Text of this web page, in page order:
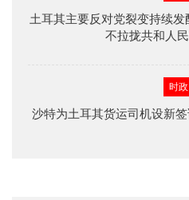
土耳其主要反对党裂变持续
不拉拢共和人
时政
沙特为土耳其货运司机设新